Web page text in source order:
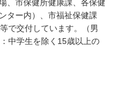
、市保健所健康課、各保健
ター内）、市福祉保健課
で交付しています。（男
中学生を除く15歳以上の